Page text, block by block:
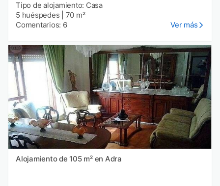
Tipo de alojamiento: Casa
5 huéspedes
70 m²
Comentarios: 6
Ver más
Alojamiento de 105 m² en Adra